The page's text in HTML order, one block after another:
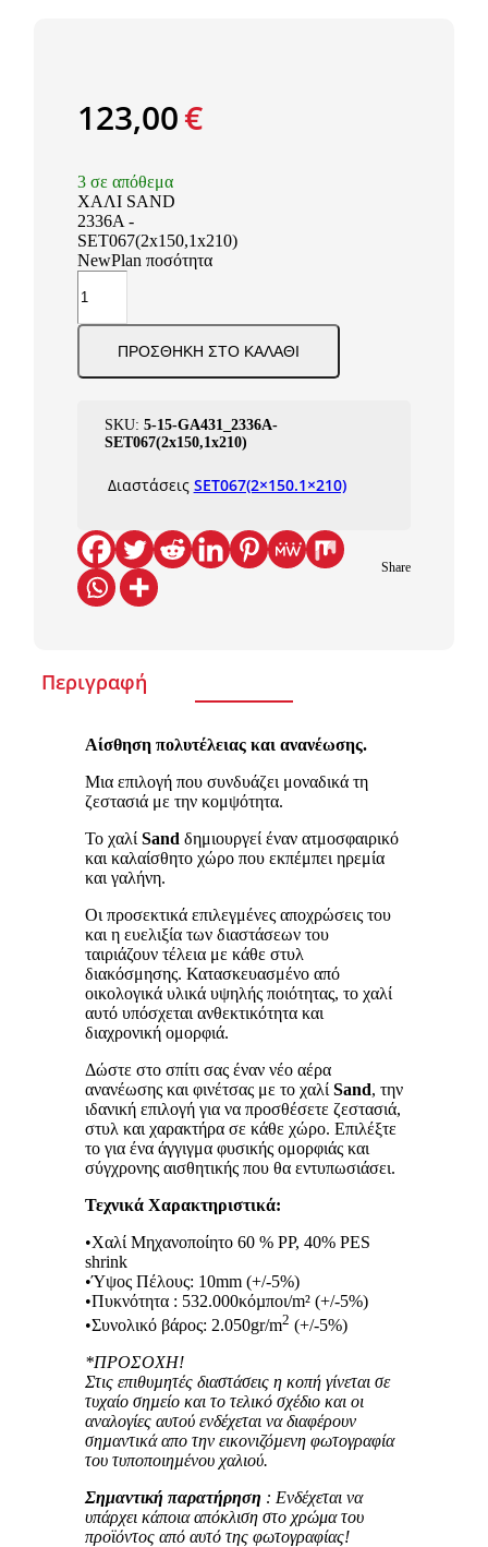
123,00€
3 σε απόθεμα
ΧΑΛΙ SAND
2336A -
SET067(2x150,1x210)
NewPlan ποσότητα
ΠΡΟΣΘΉΚΗ ΣΤΟ ΚΑΛΆΘΙ
SKU: 5-15-GA431_2336A-
SET067(2x150,1x210)
Διαστάσεις SET067(2×150.1×210)
Share
Περιγραφή
Αίσθηση πολυτέλειας και ανανέωσης.
Μια επιλογή που συνδυάζει μοναδικά τη
ζεστασιά με την κομψότητα.
Το χαλί Sand δημιουργεί έναν ατμοσφαιρικό
και καλαίσθητο χώρο που εκπέμπει ηρεμία
και γαλήνη.
Οι προσεκτικά επιλεγμένες αποχρώσεις του
και η ευελιξία των διαστάσεων του
ταιριάζουν τέλεια με κάθε στυλ
διακόσμησης. Κατασκευασμένο από
οικολογικά υλικά υψηλής ποιότητας, το χαλί
αυτό υπόσχεται ανθεκτικότητα και
διαχρονική ομορφιά.
Δώστε στο σπίτι σας έναν νέο αέρα
ανανέωσης και φινέτσας με το χαλί Sand, την
ιδανική επιλογή για να προσθέσετε ζεστασιά,
στυλ και χαρακτήρα σε κάθε χώρο. Επιλέξτε
το για ένα άγγιγμα φυσικής ομορφιάς και
σύγχρονης αισθητικής που θα εντυπωσιάσει.
Τεχνικά Χαρακτηριστικά:
•Χαλί Μηχανοποίητο 60 % PP, 40% PES
shrink
•Ύψος Πέλους: 10mm (+/-5%)
•Πυκνότητα : 532.000κόµποι/m² (+/-5%)
•Συνολικό βάρος: 2.050gr/m2 (+/-5%)
*ΠΡΟΣΟΧΗ!
Στις επιθυµητές διαστάσεις η κοπή γίνεται σε
τυχαίο σηµείο και το τελικό σχέδιο και οι
αναλογίες αυτού ενδέχεται να διαφέρουν
σηµαντικά απο την εικονιζόµενη φωτογραφία
του τυποποιηµένου χαλιού.
Σημαντική παρατήρηση : Ενδέχεται να
υπάρχει κάποια απόκλιση στο χρώμα του
προϊόντος από αυτό της φωτογραφίας!